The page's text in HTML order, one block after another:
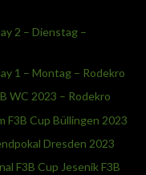
2 – Dienstag –
1 – Montag – Rodekro
WC 2023 – Rodekro
F3B Cup Büllingen 2023
Dresden 2023
F3B Cup Jesenik F3B